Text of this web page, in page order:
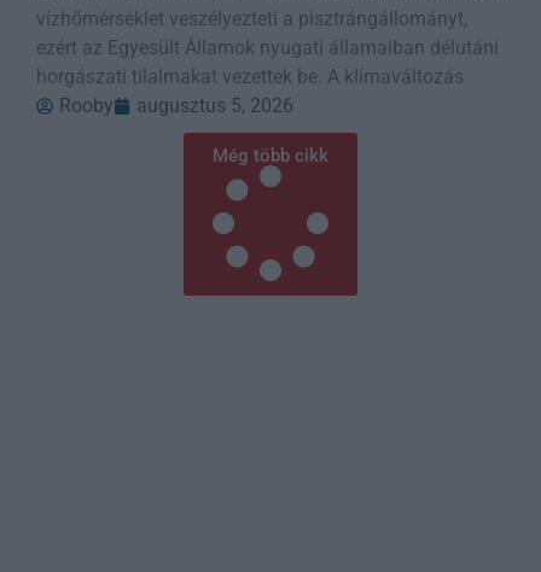
vízhőmérséklet veszélyezteti a pisztrángállományt,
ezért az Egyesült Államok nyugati államaiban délutáni
horgászati tilalmakat vezettek be. A klímaváltozás
Rooby
augusztus 5, 2026
Még több cikk